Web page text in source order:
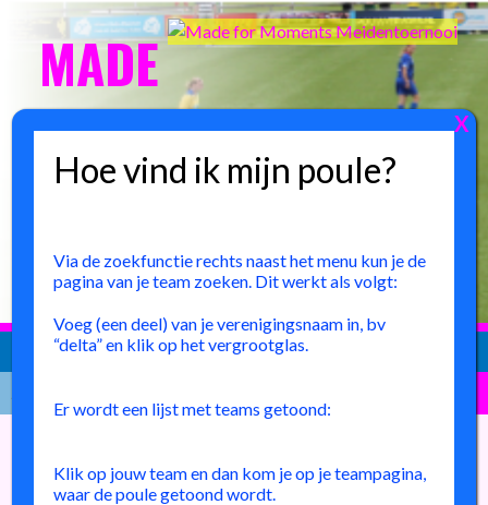
MADE
FOR MOMENTS
MEIDENTOERNOOI
NABIJ UTRECHT
Via de zoekfunctie rechts naast het menu kun je de
pagina van je team zoeken. Dit werkt als volgt:
Voeg (een deel) van je verenigingsnaam in, bv
“delta” en klik op het vergrootglas.
Er wordt een lijst met teams getoond:
Klik op jouw team en dan kom je op je teampagina,
waar de poule getoond wordt.